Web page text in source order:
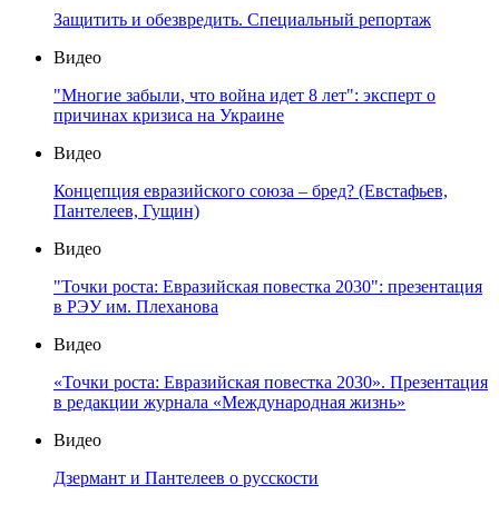
Защитить и обезвредить. Специальный репортаж
Видео
"Многие забыли, что война идет 8 лет": эксперт о
причинах кризиса на Украине
Видео
Концепция евразийского союза – бред? (Евстафьев,
Пантелеев, Гущин)
Видео
"Точки роста: Евразийская повестка 2030": презентация
в РЭУ им. Плеханова
Видео
«Точки роста: Евразийская повестка 2030». Презентация
в редакции журнала «Международная жизнь»
Видео
Дзермант и Пантелеев о русскости